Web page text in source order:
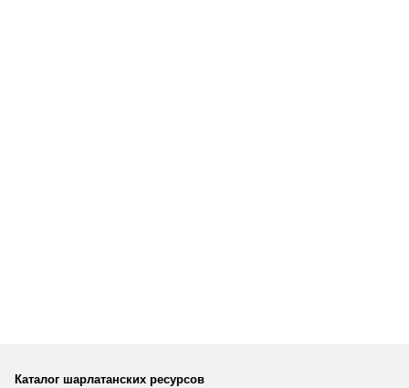
Каталог шарлатанских ресурсов